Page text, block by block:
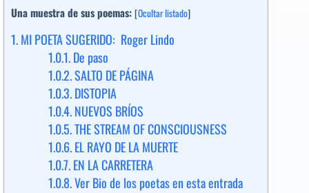
Una muestra de sus poemas: [Ocultar listado]
1.MI POETA SUGERIDO: Roger Lindo
1.0.1.De paso
1.0.2.SALTO DE PÁGINA
1.0.3.DISTOPIA
1.0.4.NUEVOS BRÍOS
1.0.5.THE STREAM OF CONSCIOUSNESS
1.0.6.EL RAYO DE LA MUERTE
1.0.7.EN LA CARRETERA
1.0.8.Ver Bio de los poetas en esta entrada